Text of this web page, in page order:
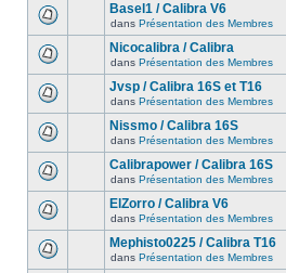
Basel1 / Calibra V6
dans Présentation des Membres
Nicocalibra / Calibra
dans Présentation des Membres
Jvsp / Calibra 16S et T16
dans Présentation des Membres
Nissmo / Calibra 16S
dans Présentation des Membres
Calibrapower / Calibra 16S
dans Présentation des Membres
ElZorro / Calibra V6
dans Présentation des Membres
Mephisto0225 / Calibra T16
dans Présentation des Membres